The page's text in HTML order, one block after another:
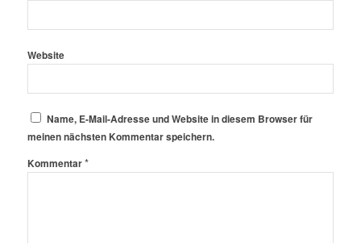
Website
Name, E-Mail-Adresse und Website in diesem Browser für
meinen nächsten Kommentar speichern.
Kommentar*